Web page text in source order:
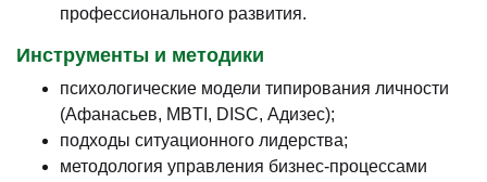
профессионального развития.
Инструменты и методики
психологические модели типирования личности
(Афанасьев, MBTI, DISC, Адизес);
подходы ситуационного лидерства;
методология управления бизнес-процессами